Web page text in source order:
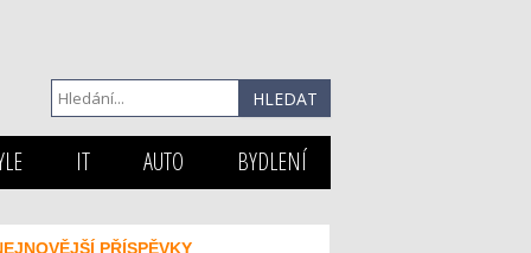
IT AUTO BYDLENÍ
PŘÍSPĚVKY